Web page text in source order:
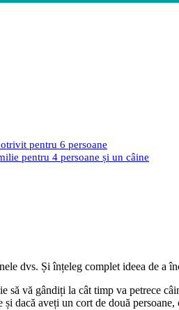
pentru 6 persoane
pentru 4 persoane și un câine
dvs. Și înțeleg complet ideea de
să vă gândiți la cât timp va petrece
dacă aveți un cort de două